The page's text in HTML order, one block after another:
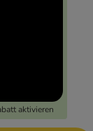
aktivieren